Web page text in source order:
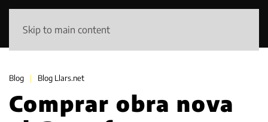
Skip to main content
Blog Blog Llars.net
Comprar obra nova